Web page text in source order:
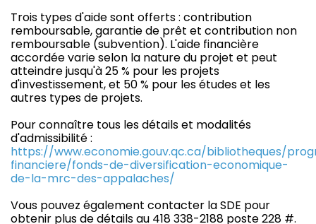
Trois types d'aide sont offerts : contribution
remboursable, garantie de prêt et contribution non
remboursable (subvention). L'aide financière
accordée varie selon la nature du projet et peut
atteindre jusqu'à 25 % pour les projets
d'investissement, et 50 % pour les études et les
autres types de projets.
Pour connaître tous les détails et modalités
d'admissibilité :
https://www.economie.gouv.qc.ca/bibliotheques/
financiere/fonds-de-diversification-economique-
de-la-mrc-des-appalaches/
Vous pouvez également contacter la SDE pour
obtenir plus de détails au 418 338-2188 poste 228 #.